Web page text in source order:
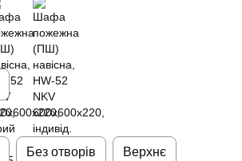
Без отворів Верхнє